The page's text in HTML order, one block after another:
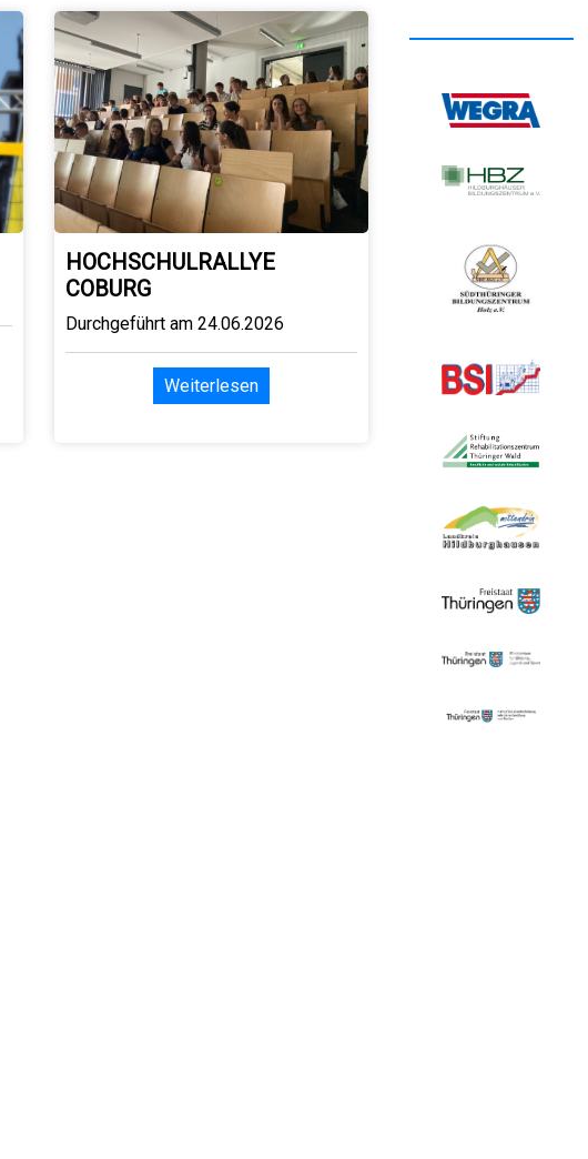
HOCHSCHULRALLYE
COBURG
Durchgeführt am 24.06.2026
Weiterlesen